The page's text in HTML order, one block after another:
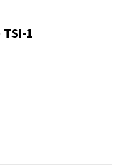
TSI-1 מזרק איטום לפנימית